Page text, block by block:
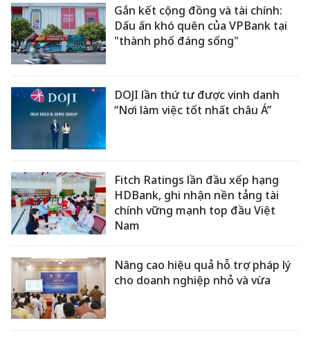
Gắn kết cộng đồng và tài chính:
Dấu ấn khó quên của VPBank tại
"thành phố đáng sống"
DOJI lần thứ tư được vinh danh
“Nơi làm việc tốt nhất châu Á”
Fitch Ratings lần đầu xếp hạng
HDBank, ghi nhận nền tảng tài
chính vững mạnh top đầu Việt
Nam
Nâng cao hiệu quả hỗ trợ pháp lý
cho doanh nghiệp nhỏ và vừa